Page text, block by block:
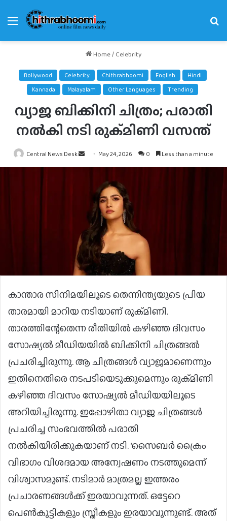
Menu
Home/ Celebrity
Bollywood Celebrity Chithrabhoomi English
Hindi
Kannada
Malayalam Other Languages Trending
വ്യാജ ബിക്കിനി ചിത്രം; പരാതി
നല്‍കി നടി രുക്മിണി വസന്ത്
Central News Desk
Send
an
May 24, 2026 0 Less than a minute
കാന്താര സിനിമയിലൂടെ തെന്നിന്ത്യയുടെ പ്രിയ
താരമായി മാറിയ നടിയാണ് രുക്മിണി.
താരത്തിന്റേതെന്ന രീതിയില്‍ കഴിഞ്ഞ ദിവസം
സോഷ്യല്‍ മീഡിയയില്‍ ബിക്കിനി ചിത്രങ്ങല്‍
പ്രചരിച്ചിരുന്നു. ആ ചിത്രങ്ങള്‍ വ്യാജമാണെന്നും
ഇതിനെതിരെ നടപടിയെടുക്കുമെന്നും രുക്മിണി
കഴിഞ്ഞ ദിവസം സോഷ്യല്‍ മീഡിയയിലൂടെ
അറിയിച്ചിരുന്നു. ഇപ്പോഴിതാ വ്യാജ ചിത്രങ്ങള്‍
പ്രചരിച്ച സംഭവത്തില്‍ പരാതി
നല്‍കിയിരിക്കുകയാണ് നടി. ‘സൈബര്‍ ക്രൈം
വിഭാഗം വിശദമായ അന്വേഷണം നടത്തുമെന്ന്
വിശ്വാസമുണ്ട്. നടിമാര്‍ മാത്രമല്ല ഇത്തരം
പ്രചാരണങ്ങള്‍ക്ക് ഇരയാവുന്നത്. ഒട്ടേറെ
പെണ്‍കുട്ടികളും സ്ത്രീകളും ഇരയാവുന്നുണ്ട്. അത്